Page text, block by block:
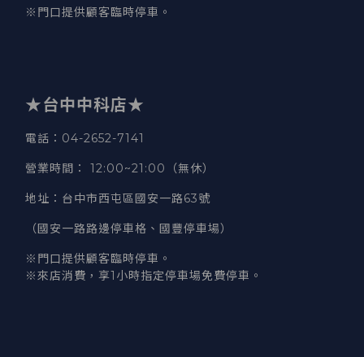
※門口提供顧客臨時停車。
★台中中科店★
電話 ：04-2652-7141
營業時間 ： 12:00~21:00（無休）
地址 ：台中市西屯區國安一路63號
（國安一路路邊停車格、國豐停車場）
※門口提供顧客臨時停車。
※來店消費，享1小時指定停車場免費停車。